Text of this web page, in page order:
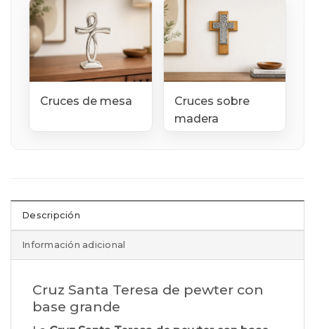
Cruces de mesa
Cruces sobre
madera
Descripción
Información adicional
Cruz Santa Teresa de pewter con
base grande